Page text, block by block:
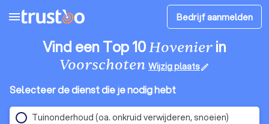
menu Bedrijf aanmelden
Vind een Top 10Hovenierin
Voorschoten Wijzig plaatsedit
Selecteer de dienst die je nodig hebt
Tuinonderhoud (oa. onkruid verwijderen, snoeien)